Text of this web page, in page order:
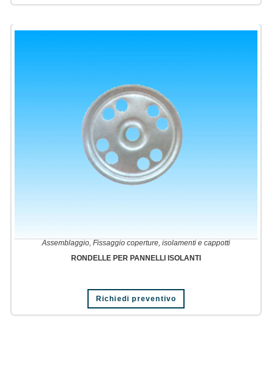
Assemblaggio, Fissaggio coperture, isolamenti e cappotti
RONDELLE PER PANNELLI ISOLANTI
Richiedi preventivo